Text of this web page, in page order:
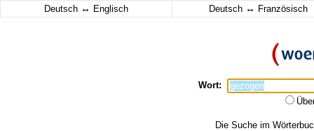
Deutsch ↔ Englisch Deutsch ↔ Französisch
Wort:
Die Suche im